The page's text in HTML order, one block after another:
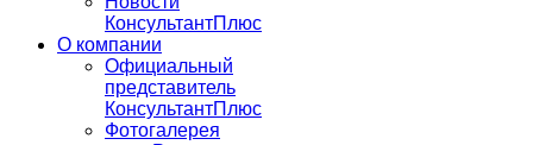
КонсультантПлюс
О компании
Официальный
представитель
КонсультантПлюс
Фотогалерея